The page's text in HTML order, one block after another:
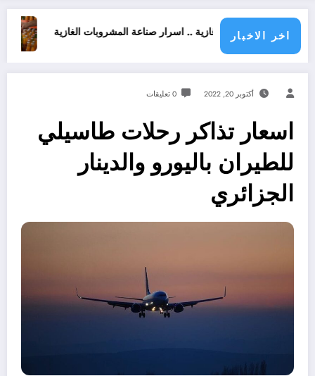
اخر الاخبار
غازية .. اسرار صناعة المشروبات الغازية قانون المشروبات و المشروبات الغازية
أكتوبر 20, 2022 0 تعليقات
اسعار تذاكر رحلات طاسيلي
للطيران باليورو والدينار
الجزائري